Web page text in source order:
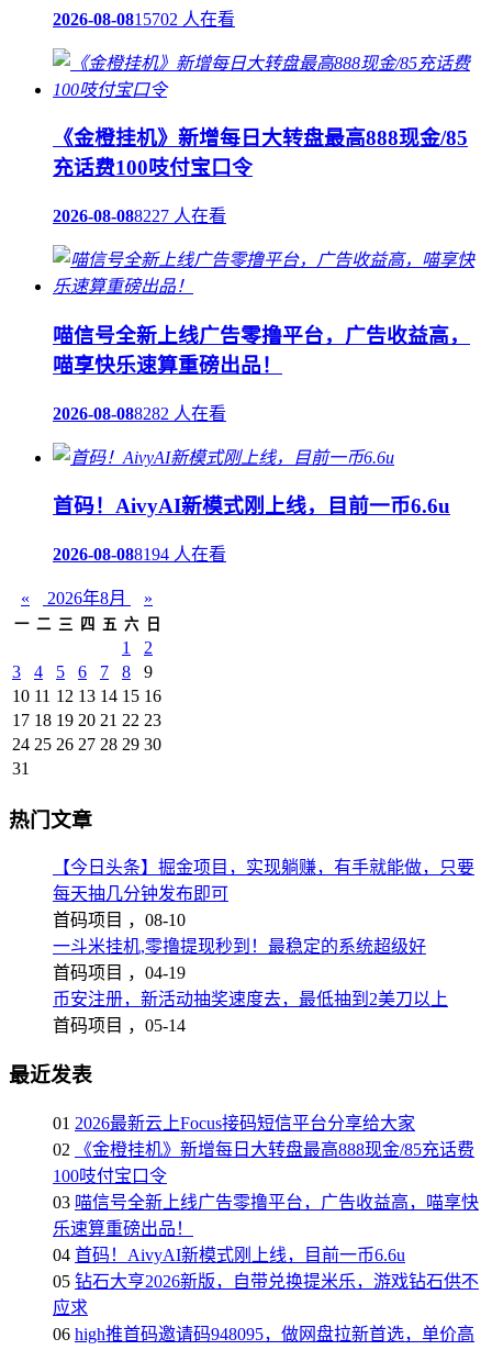
2026-08-0815702 人在看
《金橙挂机》新增每日大转盘最高888现金/85
充话费100吱付宝口令
2026-08-088227 人在看
喵信号全新上线广告零撸平台，广告收益高，
喵享快乐速算重磅出品！
2026-08-088282 人在看
首码！AivyAI新模式刚上线，目前一币6.6u
2026-08-088194 人在看
« 2026年8月 »
一 二 三 四 五 六 日
1
2
3
4 5 6 7 8
9
10 11 12 13 14 15 16
17 18 19 20 21 22 23
24 25 26 27 28 29 30
31
热门文章
【今日头条】掘金项目，实现躺赚，有手就能做，只要
每天抽几分钟发布即可
首码项目 ， 08-10
一斗米挂机,零撸提现秒到！最稳定的系统超级好
首码项目 ， 04-19
币安注册，新活动抽奖速度去，最低抽到2美刀以上
首码项目 ， 05-14
最近发表
01 2026最新云上Focus接码短信平台分享给大家
02
《金橙挂机》新增每日大转盘最高888现金/85充话费
100吱付宝口令
03 喵信号全新上线广告零撸平台，广告收益高，喵享快
乐速算重磅出品！
04 首码！AivyAI新模式刚上线，目前一币6.6u
05 钻石大亨2026新版，自带兑换提米乐，游戏钻石供不
应求
06 high推首码邀请码948095，做网盘拉新首选，单价高